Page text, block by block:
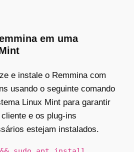
em uma
e instale o Remmina com
usando o seguinte comando
Linux Mint para garantir
e os plug-ins
estejam instalados.